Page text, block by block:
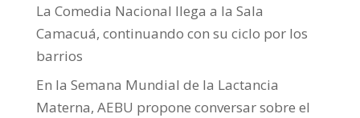
La Comedia Nacional llega a la Sala
Camacuá, continuando con su ciclo por los
barrios
En la Semana Mundial de la Lactancia
Materna, AEBU propone conversar sobre el